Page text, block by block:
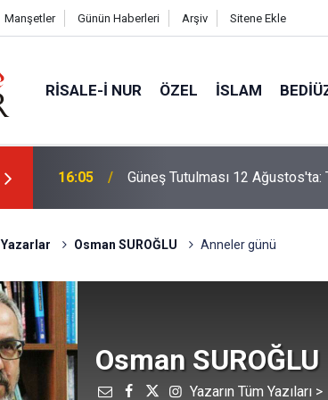
Manşetler Günün Haberleri Arşiv Sitene Ekle
RISALE-I NUR ÖZEL İSLAM
14:30 Risale-i Nur'u kendine oku
Yazarlar Osman SUROĞLU Anneler günü
Osman SUROĞLU
Yazarın Tüm Yazıları >